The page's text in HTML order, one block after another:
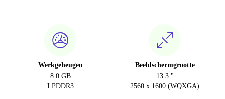
Werkgeheugen
8.0 GB
LPDDR3
Beeldschermgrootte
13.3 "
2560 x 1600 (WQXGA)